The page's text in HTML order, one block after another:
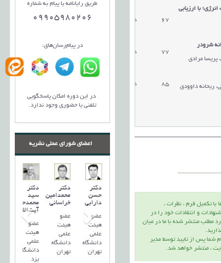
با ارزیابی
67
دریافت مقاله
شرودر
77
دریافت مقاله
پریسا مرادی
85 دریافت مقاله ریحانه داوودی
با تكميل فرم ، نظرات ،
و انتقادات خود را در
مطلب منتشر شده با ما در ميان
شما پس از تاييد توسط مدير
، منتشر خواهد شد.
طریق رایانامه یا پیام به شماره
09905980206
در پیام‌رسان‌های:
در این دوره امکان پاسخگویی
تلفنی یا حضوری وجود ندارد.
اعضای شورای عملی نشریه
دکتر
سید
محمد‌حسین
آیت‌اللهی
عضو
هیئت
علمی
دانشگاه
یزد
دکتر
محمدامین
خراسانی
عضو
هیئت
علمی
دانشگاه
تهران
دکتر
حسن
دارابی
عضو
هیئت
علمی
دانشگاه
تهران